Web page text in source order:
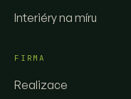
Interiéry na míru
FIRMA
Realizace